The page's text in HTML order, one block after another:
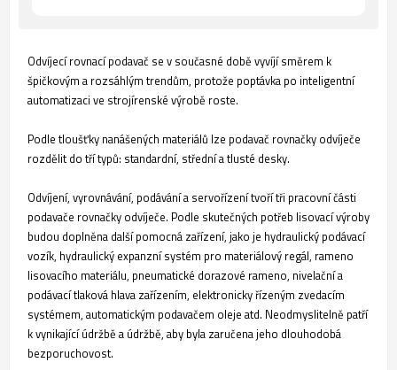
Odvíjecí rovnací podavač se v současné době vyvíjí směrem k
špičkovým a rozsáhlým trendům, protože poptávka po inteligentní
automatizaci ve strojírenské výrobě roste.
Podle tloušťky nanášených materiálů lze podavač rovnačky odvíječe
rozdělit do tří typů: standardní, střední a tlusté desky.
Odvíjení, vyrovnávání, podávání a servořízení tvoří tři pracovní části
podavače rovnačky odvíječe. Podle skutečných potřeb lisovací výroby
budou doplněna další pomocná zařízení, jako je hydraulický podávací
vozík, hydraulický expanzní systém pro materiálový regál, rameno
lisovacího materiálu, pneumatické dorazové rameno, nivelační a
podávací tlaková hlava zařízením, elektronicky řízeným zvedacím
systémem, automatickým podavačem oleje atd. Neodmyslitelně patří
k vynikající údržbě a údržbě, aby byla zaručena jeho dlouhodobá
bezporuchovost.